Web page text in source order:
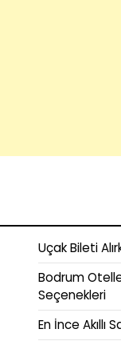
Uçak Bileti
Bodrum
Seçenekleri
En İnce Akıllı